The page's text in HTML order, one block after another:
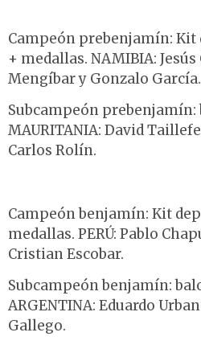
Campeón prebenjamín:
+ medallas. NAMIBIA: Jesús
Mengíbar y Gonzalo García.
Subcampeón prebenjamín:
MAURITANIA: David
Carlos Rolín.
Campeón benjamín: Kit
medallas. PERÚ: Pablo
Cristian Escobar.
Subcampeón benjamín:
ARGENTINA: Eduardo
Gallego.